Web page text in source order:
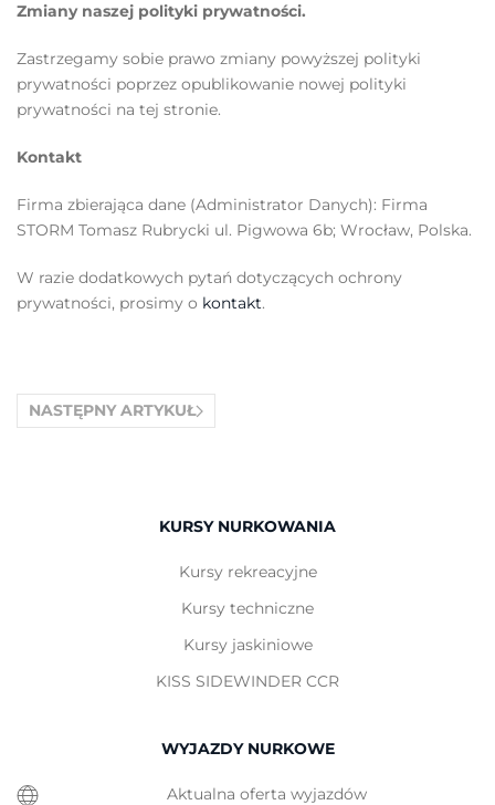
Zmiany naszej polityki prywatności.
Zastrzegamy sobie prawo zmiany powyższej polityki
prywatności poprzez opublikowanie nowej polityki
prywatności na tej stronie.
Kontakt
Firma zbierająca dane (Administrator Danych): Firma
STORM Tomasz Rubrycki ul. Pigwowa 6b; Wrocław, Polska.
W razie dodatkowych pytań dotyczących ochrony
prywatności, prosimy o kontakt.
NASTĘPNY ARTYKUŁ
KURSY NURKOWANIA
Kursy rekreacyjne
Kursy techniczne
Kursy jaskiniowe
KISS SIDEWINDER CCR
WYJAZDY NURKOWE
Aktualna oferta wyjazdów